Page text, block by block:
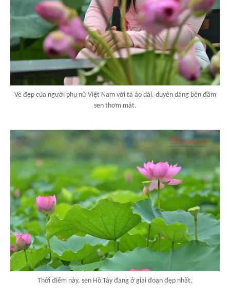
Vẻ đẹp của người phụ nữ Việt Nam với tà áo dài, duyên dáng bên đầm
sen thơm mát.
Thời điểm này, sen Hồ Tây đang ở giai đoạn đẹp nhất.